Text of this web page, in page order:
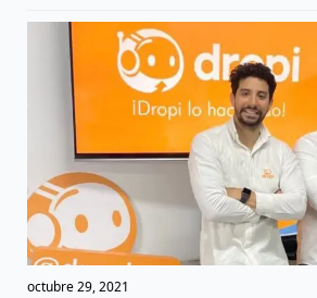
octubre 29, 2021